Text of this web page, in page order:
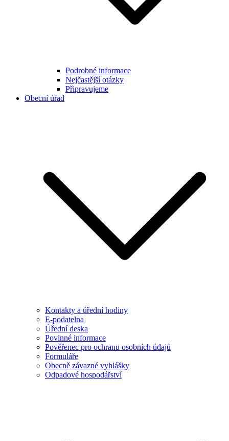
Podrobné informace
Nejčastější otázky
Připravujeme
Obecní úřad
Kontakty a úřední hodiny
E-podatelna
Úřední deska
Povinné informace
Pověřenec pro ochranu osobních údajů
Formuláře
Obecně závazné vyhlášky
Odpadové hospodářství